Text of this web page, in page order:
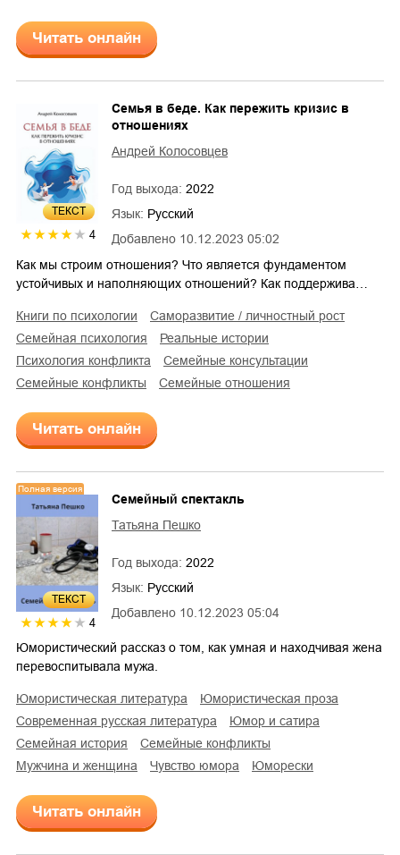
Читать онлайн
ТЕКСТ
4 Добавлено 10.12.2023 05:02
Семья в беде. Как пережить кризис в
отношениях
Андрей Колосовцев
Год выхода: 2022
Язык: Русский
Как мы строим отношения? Что является фундаментом
устойчивых и наполняющих отношений? Как поддержива…
книги по психологии
саморазвитие / личностный рост
семейная психология
реальные истории
психология конфликта
семейные консультации
семейные конфликты
семейные отношения
Читать онлайн
ТЕКСТ
Полная версия
4
Добавлено 10.12.2023 05:04
Семейный спектакль
Татьяна Пешко
Год выхода: 2022
Язык: Русский
Юмористический рассказ о том, как умная и находчивая жена
перевоспитывала мужа.
юмористическая литература
юмористическая проза
современная русская литература
юмор и сатира
семейная история
семейные конфликты
мужчина и женщина
чувство юмора юморески
Читать онлайн